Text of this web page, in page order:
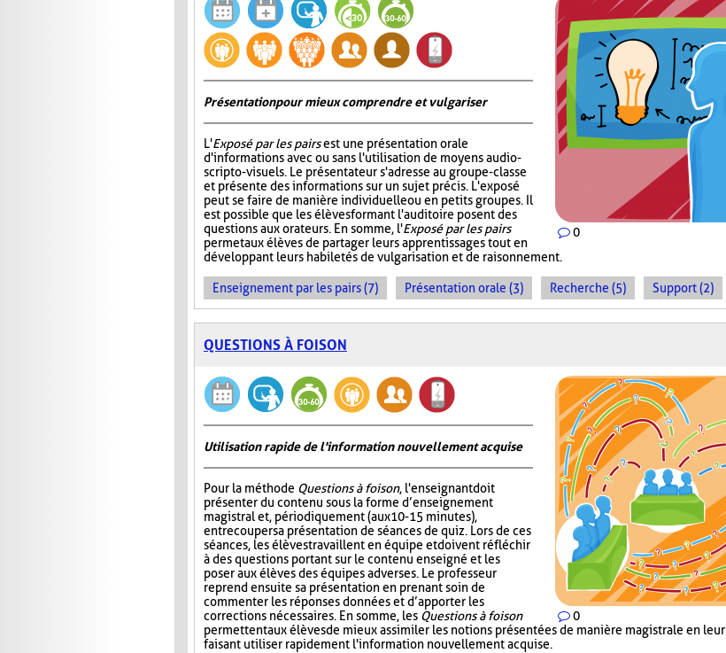
0
Présentation pour mieux comprendre et vulgariser
L'Exposé par les pairsest une présentation orale
d'informations avec ou sans l'utilisation de moyens audio-
scripto-visuels. Le présentateur s'adresse au groupe-classe
et présente des informations sur un sujet précis. L'exposé
peut se faire de manière individuelle ou en petits groupes. Il
est possible que les élèves formant l'auditoire posent des
questions aux orateurs. En somme, l'Exposé par les pairs
permet aux élèves de partager leurs apprentissages tout en
développant leurs habiletés de vulgarisation et de raisonnement.
Enseignement par les pairs (7) Présentation orale (3) Recherche (5) Support (2)
QUESTIONS À FOISON
0
Utilisation rapide de l'information nouvellement acquise
Pour la méthode Questions à foison, l'enseignant doit
présenter du contenu sous la forme d’enseignement
magistral et, périodiquement (aux 10-15 minutes),
entrecouper sa présentation de séances de quiz. Lors de ces
séances, les élèves travaillent en équipe et doivent réfléchir
à des questions portant sur le contenu enseigné et les
poser aux élèves des équipes adverses. Le professeur
reprend ensuite sa présentation en prenant soin de
commenter les réponses données et d’apporter les
corrections nécessaires. En somme, les Questions à foison
permettent aux élèves de mieux assimiler les notions présentées de manière magistrale en leur
faisant utiliser rapidement l'information nouvellement acquise.